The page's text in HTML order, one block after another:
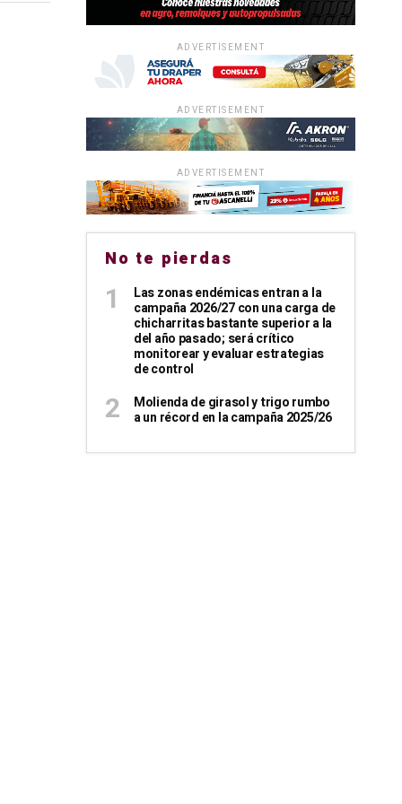
ADVERTISEMENT
ADVERTISEMENT
ADVERTISEMENT
No te pierdas
Las zonas endémicas entran a la
campaña 2026/27 con una carga de
chicharritas bastante superior a la
del año pasado; será crítico
monitorear y evaluar estrategias
de control
Molienda de girasol y trigo rumbo
a un récord en la campaña 2025/26